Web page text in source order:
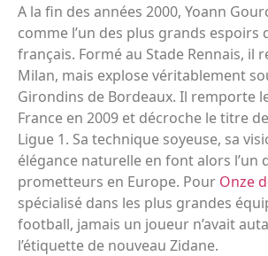
A la fin des années 2000, Yoann
comme l’un des plus grands espoirs
français. Formé au Stade Rennais, il
Milan, mais explose véritablement
Girondins de Bordeaux. Il remporte
France en 2009 et décroche le titre
Ligue 1. Sa technique soyeuse, sa
élégance naturelle en font alors l’un
prometteurs en Europe. Pour Onze
spécialisé dans les plus grandes
football, jamais un joueur n’avait
l’étiquette de nouveau Zidane.